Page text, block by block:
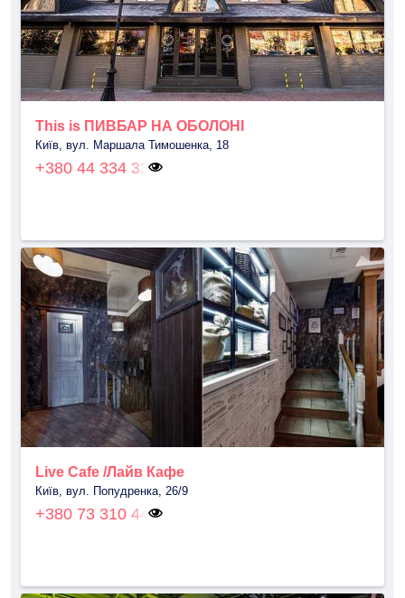
This is ПИВБАР НА ОБОЛОНІ
Київ, вул. Маршала Тимошенка, 18
+380 44 334 33
Live Cafe /Лайв Кафе
Київ, вул. Попудренка, 26/9
+380 73 310 44